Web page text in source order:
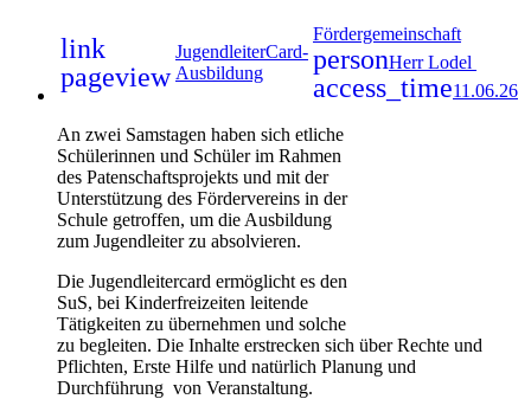
link
pageview
JugendleiterCard-
Ausbildung
Fördergemeinschaft
personHerr Lodel
access_time11.06.26
An zwei Samstagen haben sich etliche
Schülerinnen und Schüler im Rahmen
des Patenschaftsprojekts und mit der
Unterstützung des Fördervereins in der
Schule getroffen, um die Ausbildung
zum Jugendleiter zu absolvieren.
Die Jugendleitercard ermöglicht es den
SuS, bei Kinderfreizeiten leitende
Tätigkeiten zu übernehmen und solche
zu begleiten. Die Inhalte erstrecken sich über Rechte und
Pflichten, Erste Hilfe und natürlich Planung und
Durchführung von Veranstaltung.